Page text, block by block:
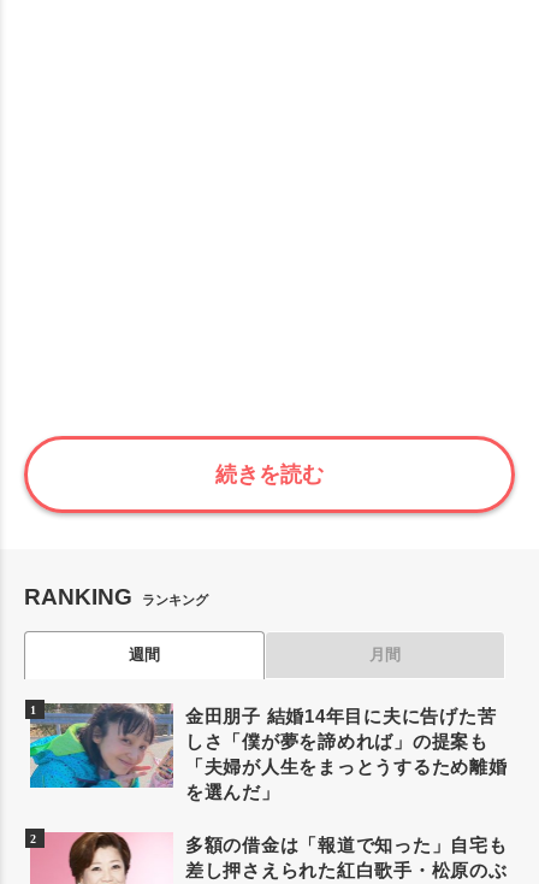
続きを読む
RANKING ランキング
週間 月間
金田朋子 結婚14年目に夫に告げた苦
しさ「僕が夢を諦めれば」の提案も
「夫婦が人生をまっとうするため離婚
を選んだ」
多額の借金は「報道で知った」自宅も
差し押さえられた紅白歌手・松原のぶ